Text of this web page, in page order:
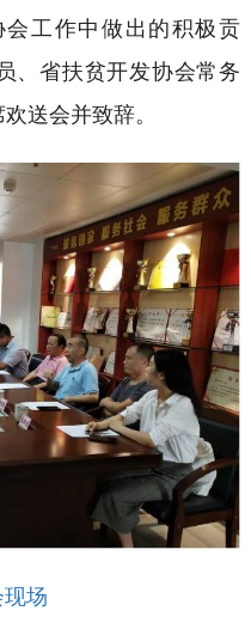
工作中做出的积极贡
、省扶贫开发协会常务
送会并致辞。
场